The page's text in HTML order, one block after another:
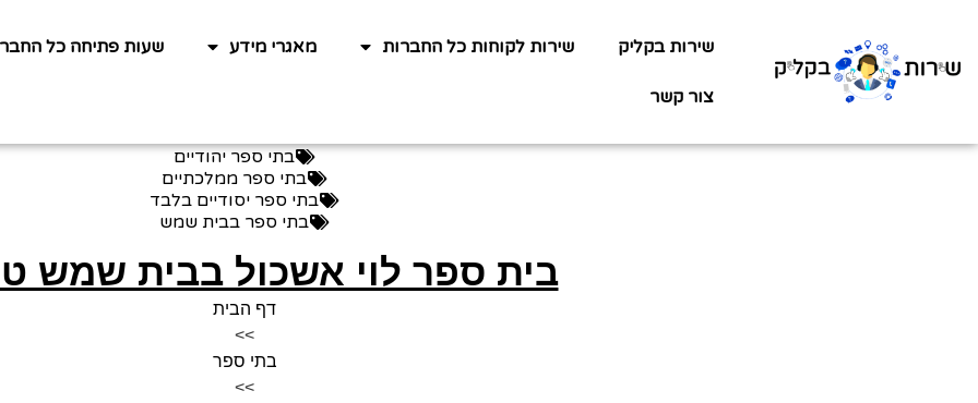
שירות בקליק שירות לקוחות כל החברות מאגרי מידע שעות פתיחה כל
צור קשר
בתי ספר יהודיים
בתי ספר ממלכתיים
בתי ספר יסודיים בלבד
בתי ספר בבית שמש
בית ספר לוי אשכול בבית שמש
דף הבית
>>
בתי ספר
>>